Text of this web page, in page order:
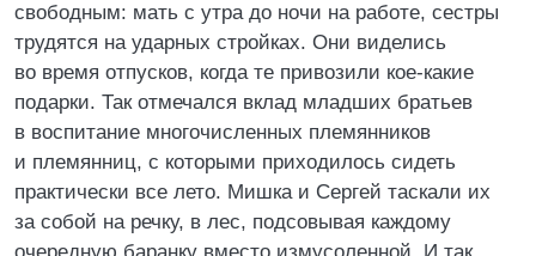
свободным: мать с утра до ночи на работе, сестры
трудятся на ударных стройках. Они виделись
во время отпусков, когда те привозили кое-какие
подарки. Так отмечался вклад младших братьев
в воспитание многочисленных племянников
и племянниц, с которыми приходилось сидеть
практически все лето. Мишка и Сергей таскали их
за собой на речку, в лес, подсовывая каждому